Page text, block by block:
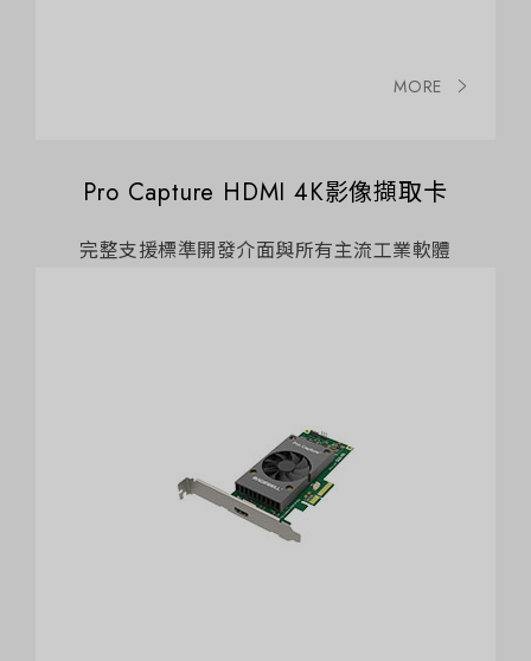
MORE
Pro Capture HDMI 4K影像擷取卡
完整支援標準開發介面與所有主流工業軟體